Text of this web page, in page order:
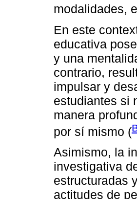
modalidades,
En este
educativa
y una
contrario,
impulsar y
estudiantes si
manera
por sí mismo (
Asimismo, la
investigativa
estructuradas
actitudes de